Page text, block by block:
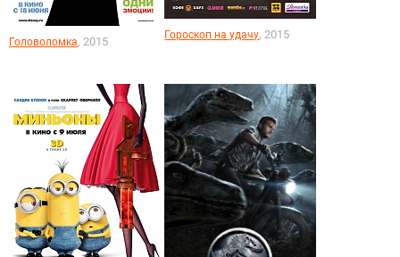
Головоломка, 2015 Гороскоп на удачу, 2015